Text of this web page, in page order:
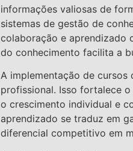
informações valiosas de
sistemas de gestão de
colaboração e aprendizado
do conhecimento facilita a
A implementação de
profissional. Isso fortalece
o crescimento individual e
aprendizado se traduz em
diferencial competitivo em